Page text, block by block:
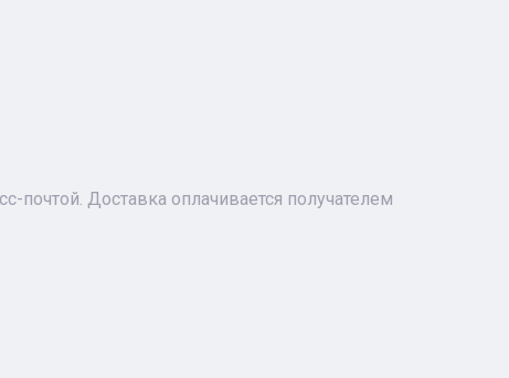
Доставка оплачивается получателем